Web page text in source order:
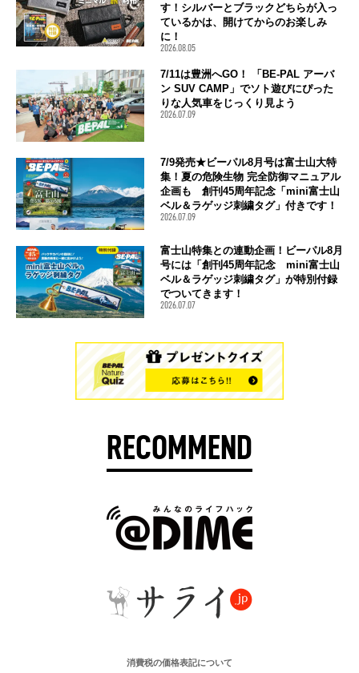
す！シルバーとブラックどちらが入っ
ているかは、開けてからのお楽しみ
に！
2026.08.05
7/11は豊洲へGO！ 「BE-PAL アーバ
ン SUV CAMP」でソト遊びにぴった
りな人気車をじっくり見よう
2026.07.09
7/9発売★ビーパル8月号は富士山大特
集！夏の危険生物 完全防御マニュアル
企画も 創刊45周年記念「mini富士山
ベル＆ラゲッジ刺繍タグ」付きです！
2026.07.09
富士山特集との連動企画！ビーパル8月
号には「創刊45周年記念 mini富士山
ベル＆ラゲッジ刺繍タグ」が特別付録
でついてきます！
2026.07.07
RECOMMEND
消費税の価格表記について